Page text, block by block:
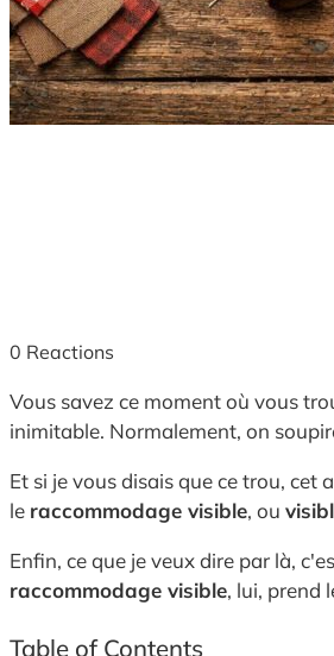
0 Reactions
Vous savez ce moment où vous
inimitable. Normalement, on
Et si je vous disais que ce trou, cet
le raccommodage visible, ou
Enfin, ce que je veux dire par là,
raccommodage visible, lui, prend
Table of Contents